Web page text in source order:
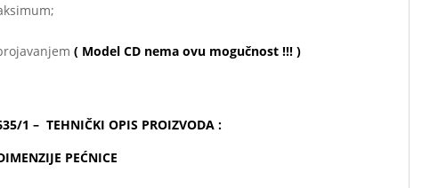
( Model CD nema ovu mogučnost !!! )
1 – TEHNIČKI OPIS PROIZVODA :
PEĆNICE